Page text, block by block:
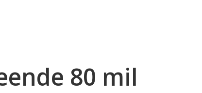
80 mil